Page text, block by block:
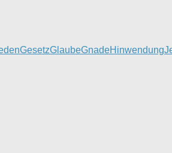
GesetzGlaubeGnadeHinwendung